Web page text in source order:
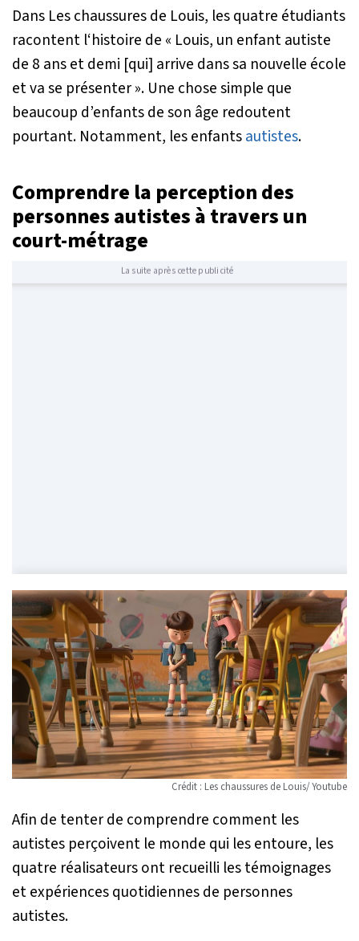
Dans Les chaussures de Louis, les quatre étudiants
racontent l‘histoire de « Louis, un enfant autiste
de 8 ans et demi [qui] arrive dans sa nouvelle école
et va se présenter». Une chose simple que
beaucoup d’enfants de son âge redoutent
pourtant. Notamment, les enfantsautistes.
Comprendre la perception des
personnes autistes à travers un
court-métrage
La suite après cette publicité
Crédit : Les chaussures de Louis/ Youtube
Afin de tenter de comprendre comment les
autistes perçoivent le monde qui les entoure, les
quatre réalisateurs ont recueilli les témoignages
et expériences quotidiennes de personnes
autistes.